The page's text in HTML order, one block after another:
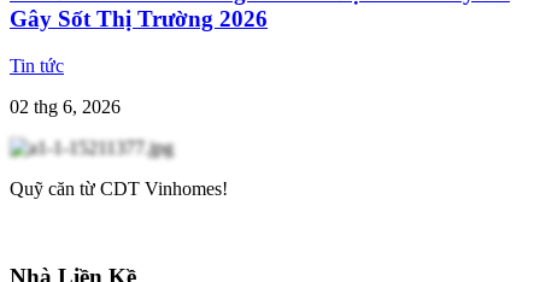
Gây Sốt Thị Trường 2026
Tin tức
02 thg 6, 2026
Quỹ căn từ CDT Vinhomes!
Nhà Liền Kề